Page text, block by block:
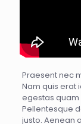
Praesent nec
Nam quis erat
egestas quam
Pellentesque
justo. Aenean